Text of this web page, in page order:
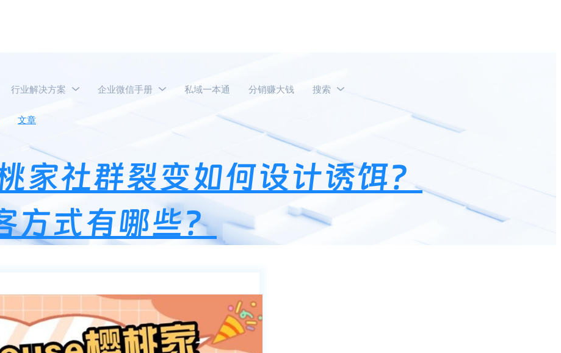
行业解决方案 企业微信手册 私域一本通 分销赚大钱 搜索
文章 CherryHouse樱桃家社群裂变如何设计诱饵？美容医疗私域获客方式有哪些？
家社群裂变如何设计诱饵？
方式有哪些？